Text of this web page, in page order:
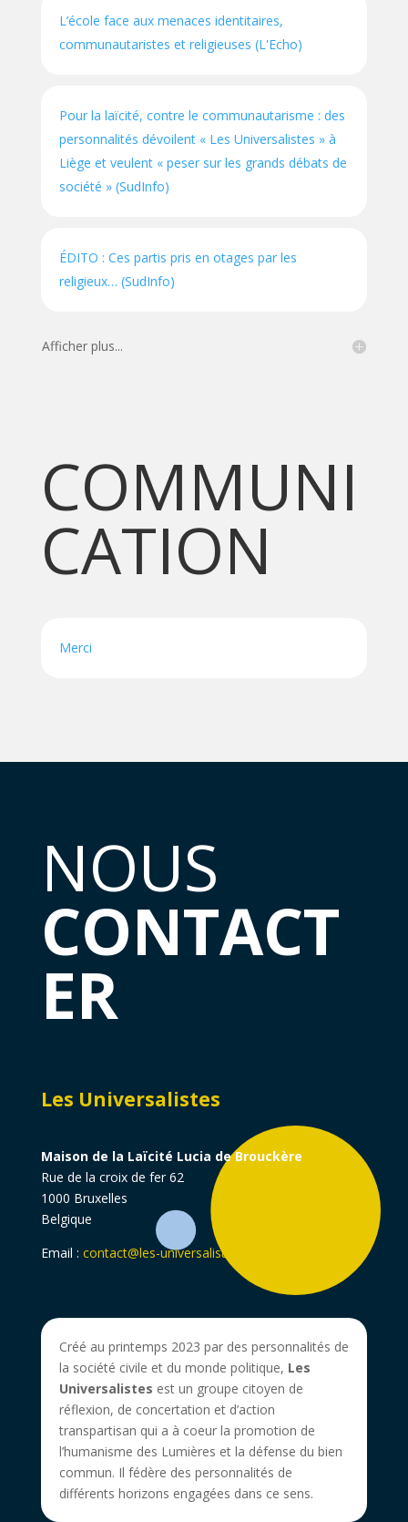
L’école face aux menaces identitaires,
communautaristes et religieuses (L'Echo)
Pour la laïcité, contre le communautarisme : des
personnalités dévoilent « Les Universalistes » à
Liège et veulent « peser sur les grands débats de
société » (SudInfo)
ÉDITO : Ces partis pris en otages par les
religieux… (SudInfo)
Afficher plus...
COMMUNI
CATION
Merci
NOUS
CONTACT
ER
Les Universalistes
Maison de la Laïcité Lucia de Brouckère
Rue de la croix de fer 62
1000 Bruxelles
Belgique
Email : contact@les-universalistes.be
Créé au printemps 2023 par des personnalités de
la société civile et du monde politique, Les
Universalistes est un groupe citoyen de
réflexion, de concertation et d’action
transpartisan qui a à coeur la promotion de
l’humanisme des Lumières et la défense du bien
commun. Il fédère des personnalités de
différents horizons engagées dans ce sens.